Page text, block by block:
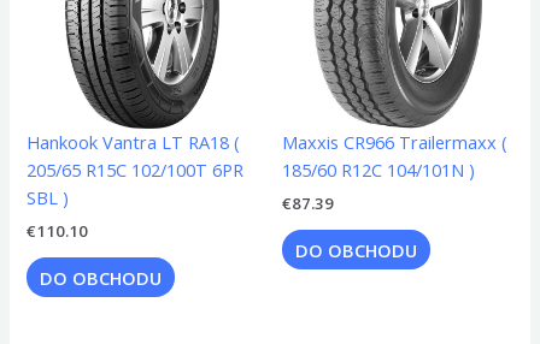
Hankook Vantra LT RA18 (
205/65 R15C 102/100T 6PR
SBL )
€110.10
DO OBCHODU
Maxxis CR966 Trailermaxx (
185/60 R12C 104/101N )
€87.39
DO OBCHODU